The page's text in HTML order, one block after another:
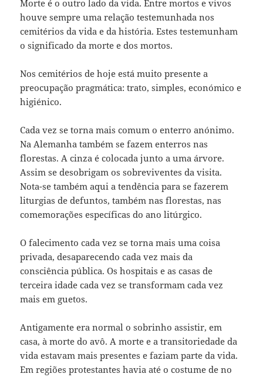
Morte é o outro lado da vida. Entre mortos e vivos
houve sempre uma relação testemunhada nos
cemitérios da vida e da história. Estes testemunham
o significado da morte e dos mortos.
Nos cemitérios de hoje está muito presente a
preocupação pragmática: trato, simples, económico e
higiénico.
Cada vez se torna mais comum o enterro anónimo.
Na Alemanha também se fazem enterros nas
florestas. A cinza é colocada junto a uma árvore.
Assim se desobrigam os sobreviventes da visita.
Nota-se também aqui a tendência para se fazerem
liturgias de defuntos, também nas florestas, nas
comemorações específicas do ano litúrgico.
O falecimento cada vez se torna mais uma coisa
privada, desaparecendo cada vez mais da
consciência pública. Os hospitais e as casas de
terceira idade cada vez se transformam cada vez
mais em guetos.
Antigamente era normal o sobrinho assistir, em
casa, à morte do avô. A morte e a transitoriedade da
vida estavam mais presentes e faziam parte da vida.
Em regiões protestantes havia até o costume de no